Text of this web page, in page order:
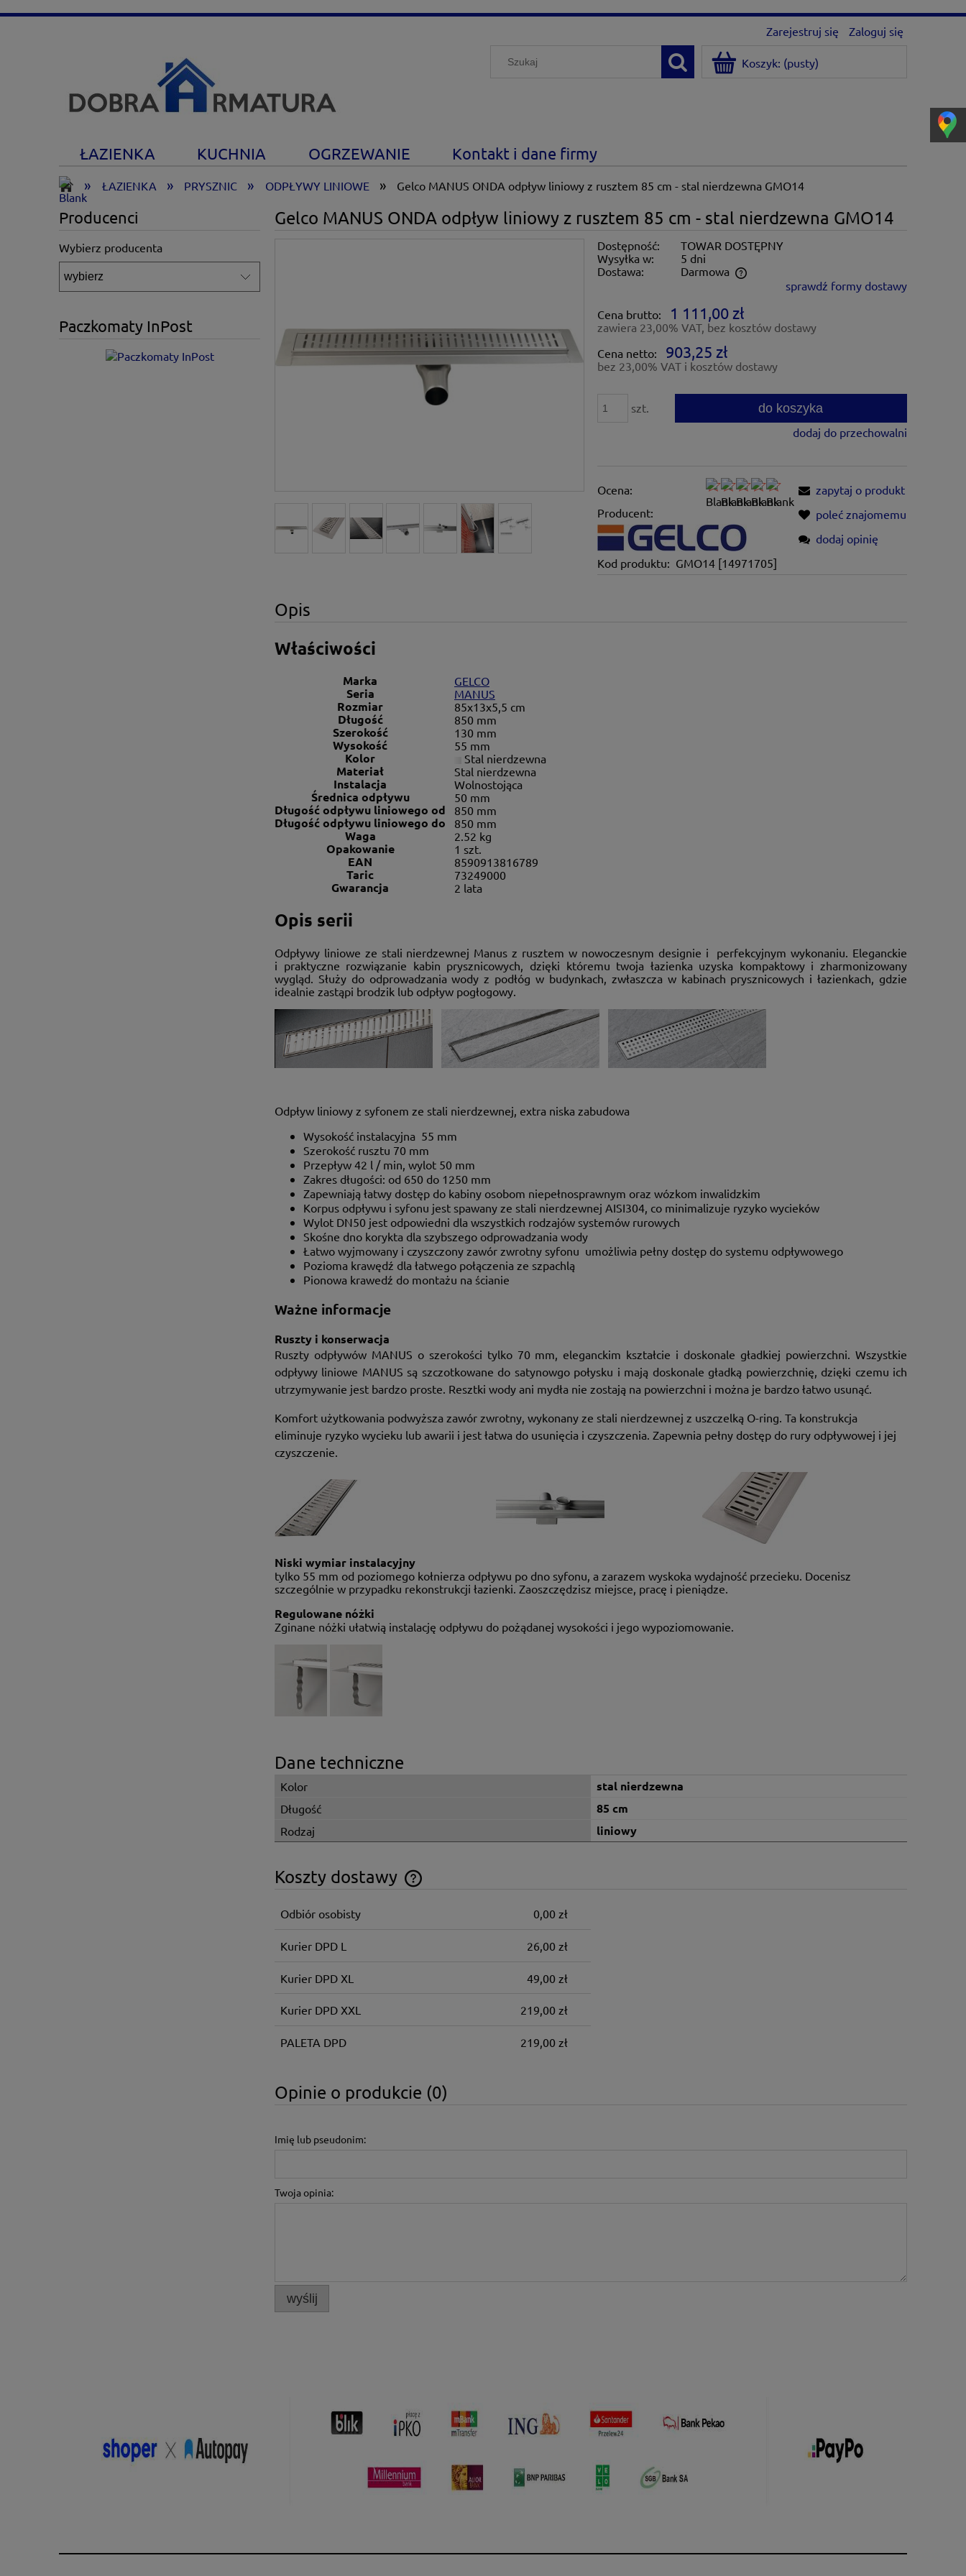
Zarejestruj się Zaloguj się
Koszyk: (pusty)
ŁAZIENKA KUCHNIA OGRZEWANIE Kontakt i dane firmy
» ŁAZIENKA » PRYSZNIC » ODPŁYWY LINIOWE » Gelco MANUS ONDA odpływ liniowy z rusztem 85 cm - stal nierdzewna GMO14
Producenci
Wybierz producenta
Paczkomaty InPost
Gelco MANUS ONDA odpływ liniowy z rusztem 85 cm - stal nierdzewna GMO14
Dostępność:
TOWAR DOSTĘPNY
Wysyłka w:
5 dni
Dostawa:
Darmowa
sprawdź formy dostawy
Cena brutto:
1 111,00 zł
zawiera 23,00% VAT, bez kosztów dostawy
Cena netto:
903,25 zł
bez 23,00% VAT i kosztów dostawy
szt. do koszyka
dodaj do przechowalni
Ocena:
Producent:
Kod produktu: GMO14 [14971705]
zapytaj o produkt
poleć znajomemu
dodaj opinię
Opis
Właściwości
Marka GELCO
Seria MANUS
Rozmiar 85x13x5,5 cm
Długość 850 mm
Szerokość 130 mm
Wysokość 55 mm
Kolor Stal nierdzewna
Materiał Stal nierdzewna
Instalacja Wolnostojąca
Średnica odpływu 50 mm
Długość odpływu liniowego od 850 mm
Długość odpływu liniowego do 850 mm
Waga 2.52 kg
Opakowanie 1 szt.
EAN 8590913816789
Taric 73249000
Gwarancja 2 lata
Opis serii
Odpływy liniowe ze stali nierdzewnej Manus z rusztem w nowoczesnym designie i perfekcyjnym wykonaniu. Eleganckie
i praktyczne rozwiązanie kabin prysznicowych, dzięki któremu twoja łazienka uzyska kompaktowy i zharmonizowany
wygląd. Służy do odprowadzania wody z podłóg w budynkach, zwłaszcza w kabinach prysznicowych i łazienkach, gdzie
idealnie zastąpi brodzik lub odpływ pogłogowy.
Odpływ liniowy z syfonem ze stali nierdzewnej, extra niska zabudowa
Wysokość instalacyjna 55 mm
Szerokość rusztu 70 mm
Przepływ 42 l / min, wylot 50 mm
Zakres długości: od 650 do 1250 mm
Zapewniają łatwy dostęp do kabiny osobom niepełnosprawnym oraz wózkom inwalidzkim
Korpus odpływu i syfonu jest spawany ze stali nierdzewnej AISI304, co minimalizuje ryzyko wycieków
Wylot DN50 jest odpowiedni dla wszystkich rodzajów systemów rurowych
Skośne dno korykta dla szybszego odprowadzania wody
Łatwo wyjmowany i czyszczony zawór zwrotny syfonu umożliwia pełny dostęp do systemu odpływowego
Pozioma krawędź dla łatwego połączenia ze szpachlą
Pionowa krawedź do montażu na ścianie
Ważne informacje
Ruszty i konserwacja
Ruszty odpływów MANUS o szerokości tylko 70 mm, eleganckim kształcie i doskonale gładkiej powierzchni. Wszystkie
odpływy liniowe MANUS są szczotkowane do satynowgo połysku i mają doskonale gładką powierzchnię, dzięki czemu ich
utrzymywanie jest bardzo proste. Resztki wody ani mydła nie zostają na powierzchni i można je bardzo łatwo usunąć.
Komfort użytkowania podwyższa zawór zwrotny, wykonany ze stali nierdzewnej z uszczelką O-ring. Ta konstrukcja
eliminuje ryzyko wycieku lub awarii i jest łatwa do usunięcia i czyszczenia. Zapewnia pełny dostęp do rury odpływowej i jej
czyszczenie.
Niski wymiar instalacyjny
tylko 55 mm od poziomego kołnierza odpływu po dno syfonu, a zarazem wyskoka wydajność przecieku. Docenisz
szczególnie w przypadku rekonstrukcji łazienki. Zaoszczędzisz miejsce, pracę i pieniądze.
Regulowane nóżki
Zginane nóżki ułatwią instalację odpływu do pożądanej wysokości i jego wypoziomowanie.
Dane techniczne
Kolor stal nierdzewna
Długość 85 cm
Rodzaj liniowy
Koszty dostawy
Cena nie zawiera ewentualnych kosztów
Odbiór osobisty 0,00 zł
Kurier DPD L 26,00 zł
Kurier DPD XL 49,00 zł
Kurier DPD XXL 219,00 zł
PALETA DPD 219,00 zł
Opinie o produkcie (0)
Imię lub pseudonim:
Twoja opinia:
wyślij